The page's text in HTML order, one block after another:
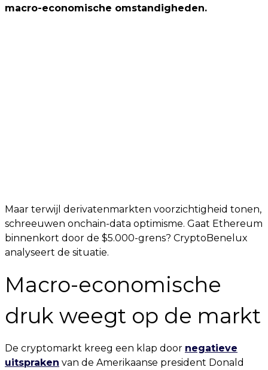
macro-economische omstandigheden.
Maar terwijl derivatenmarkten voorzichtigheid tonen,
schreeuwen onchain-data optimisme. Gaat Ethereum
binnenkort door de $5.000-grens? CryptoBenelux
analyseert de situatie.
Macro-economische
druk weegt op de markt
De cryptomarkt kreeg een klap door negatieve
uitspraken van de Amerikaanse president Donald